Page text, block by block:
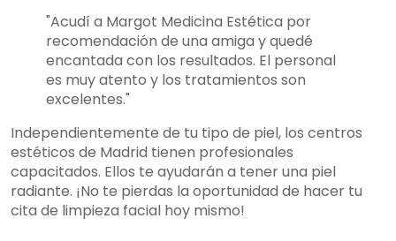
"Acudí a Margot Medicina Estética por
recomendación de una amiga y quedé
encantada con los resultados. El personal
es muy atento y los tratamientos son
excelentes."
Independientemente de tu tipo de piel, los centros
estéticos de Madrid tienen profesionales
capacitados. Ellos te ayudarán a tener una piel
radiante. ¡No te pierdas la oportunidad de hacer tu
cita de limpieza facial hoy mismo!